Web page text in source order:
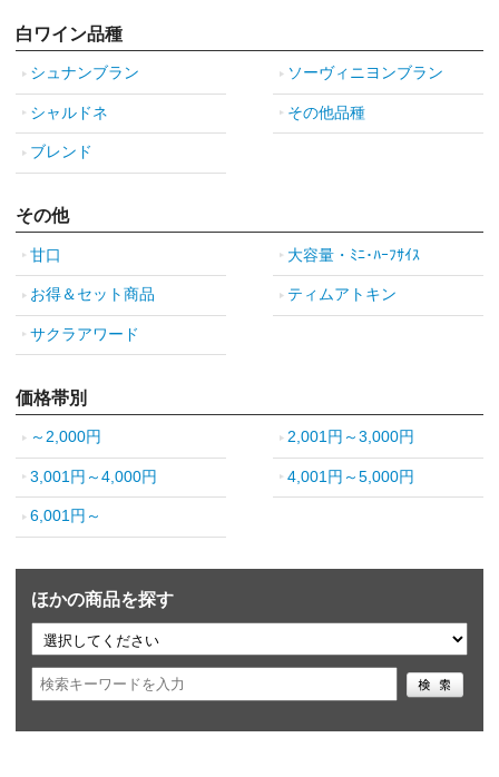
白ワイン品種
シュナンブラン ソーヴィニヨンブラン
シャルドネ その他品種
ブレンド
その他
甘口 大容量・ﾐﾆ･ﾊｰﾌｻｲｽ
お得＆セット商品 ティムアトキン
サクラアワード
価格帯別
～2,000円 2,001円～3,000円
3,001円～4,000円 4,001円～5,000円
6,001円～
ほかの商品を探す